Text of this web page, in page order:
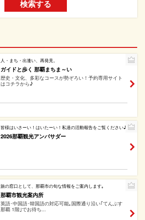
検索する
人・まち・出逢い、再発見。
ガイドと歩く 那覇まちま～い
歴史・文化、多彩なコースが勢ぞろい！予約専用サイト
はコチラから♪
皆様はいさーい！はいたーい！私達の活動報告をご覧ください♪
2026那覇観光アンバサダー
旅の窓口として、那覇市の旬な情報をご案内します｡
那覇市観光案内所
英語･中国語･韓国語の対応可能｡国際通り沿い｢てんぶす
那覇 1階｣でお待ち...